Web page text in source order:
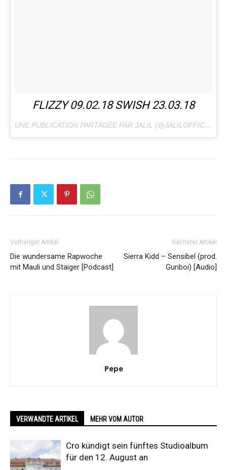
FLIZZY 09.02.18 SWISH 23.03.18
UNE PUBLICATION PARTAGÉE PAR JALIL (@JALILOFFICIAL) LE
Vorheriger Artikel
Die wundersame Rapwoche
mit Mauli und Staiger [Podcast]
Nächster Artikel
Sierra Kidd – Sensibel (prod.
Gunboi) [Audio]
Pepe
VERWANDTE ARTIKEL MEHR VOM AUTOR
Cro kündigt sein fünftes Studioalbum
für den 12. August an